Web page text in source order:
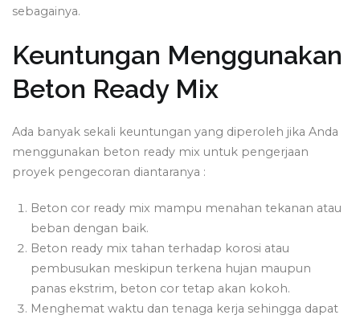
sebagainya.
Keuntungan Menggunakan
Beton Ready Mix
Ada banyak sekali keuntungan yang diperoleh jika Anda
menggunakan beton ready mix untuk pengerjaan
proyek pengecoran diantaranya :
Beton cor ready mix mampu menahan tekanan atau
beban dengan baik.
Beton ready mix tahan terhadap korosi atau
pembusukan meskipun terkena hujan maupun
panas ekstrim, beton cor tetap akan kokoh.
Menghemat waktu dan tenaga kerja sehingga dapat